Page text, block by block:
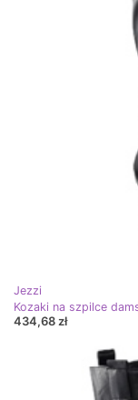
Jezzi
Kozaki na szpilce
434,68 zł